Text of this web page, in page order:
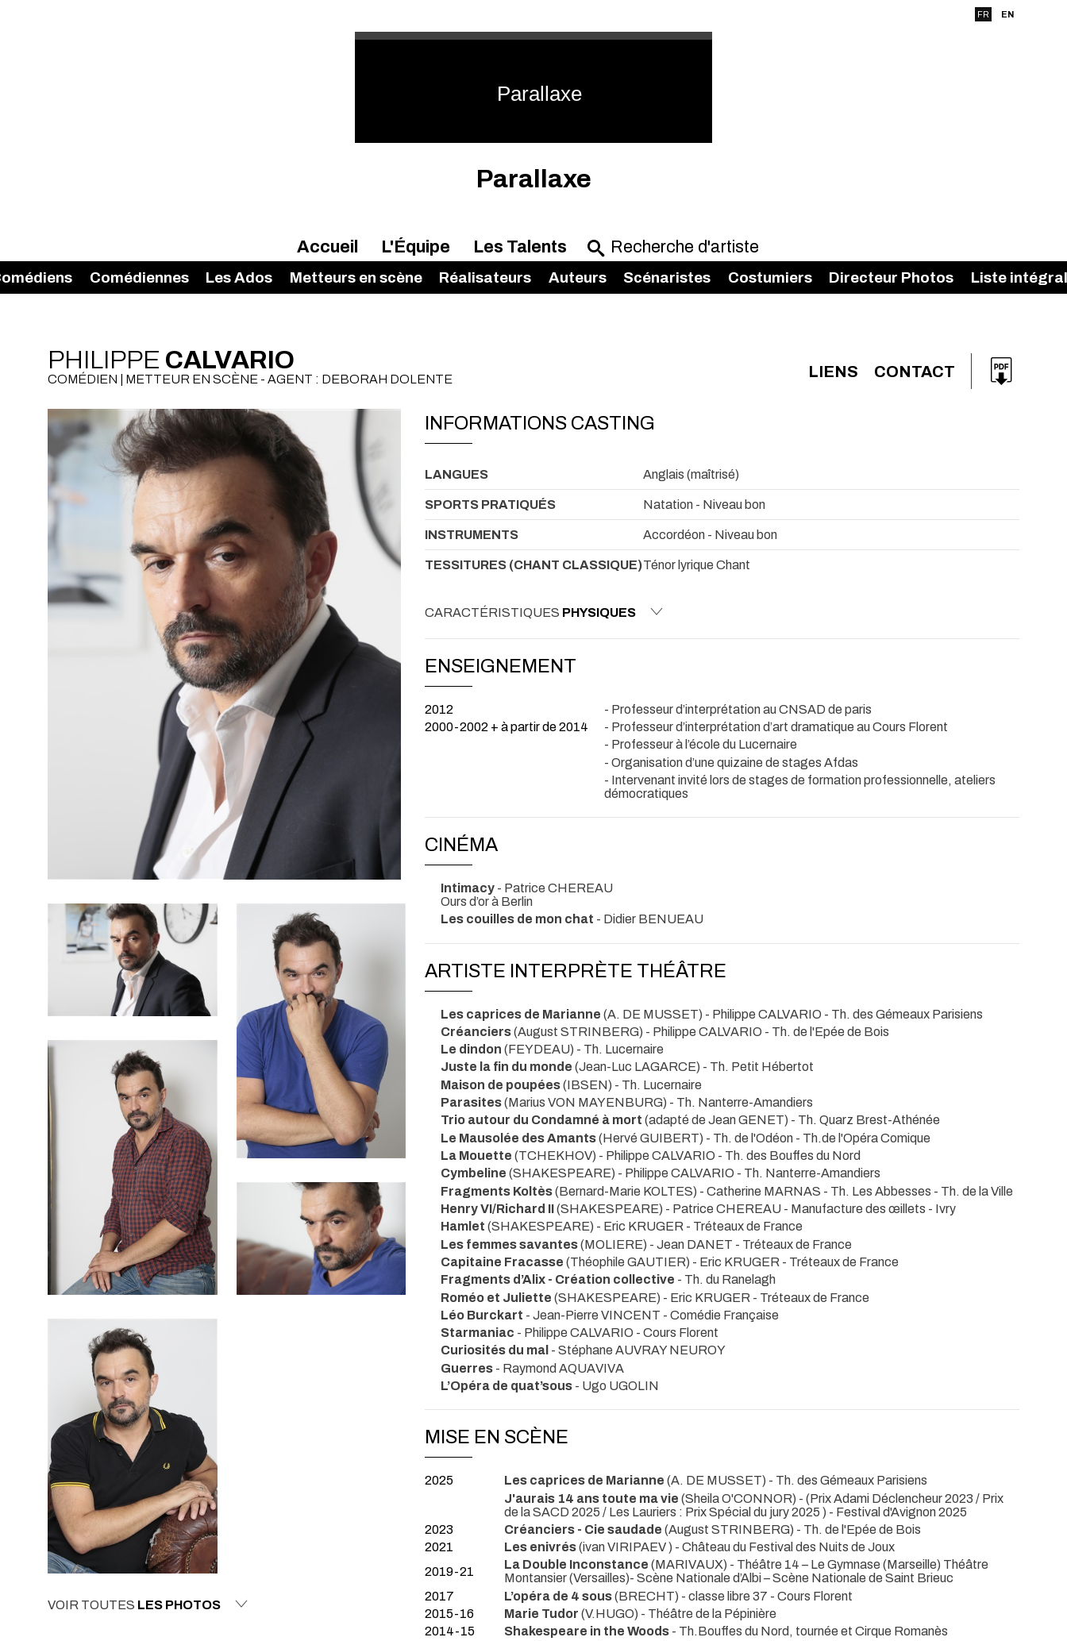
FR EN
Parallaxe
Parallaxe
Accueil L'Équipe Les Talents
Comédiennes Les Ados Metteurs en scène Réalisateurs Auteurs Scénaristes Costumiers Directeur Photos Liste
PHILIPPE CALVARIO
COMÉDIEN | METTEUR EN SCÈNE - AGENT : DEBORAH DOLENTE LIENS CONTACT
VOIR TOUTES LES PHOTOS
INFORMATIONS CASTING
LANGUES Anglais (maîtrisé)
SPORTS PRATIQUÉS Natation - Niveau bon
INSTRUMENTS Accordéon - Niveau bon
TESSITURES (CHANT CLASSIQUE)Ténor lyrique Chant
CARACTÉRISTIQUES PHYSIQUES
ENSEIGNEMENT
2012
- Professeur d’interprétation au CNSAD de paris
2000-2002 + à partir de 2014
- Professeur d’interprétation d’art dramatique au Cours Florent
- Professeur à l’école du Lucernaire
- Organisation d’une quizaine de stages Afdas
- Intervenant invité lors de stages de formation professionnelle, ateliers
démocratiques
CINÉMA
Intimacy - Patrice CHEREAU
Ours d’or à Berlin
Les couilles de mon chat - Didier BENUEAU
ARTISTE INTERPRÈTE THÉÂTRE
Les caprices de Marianne (A. DE MUSSET) - Philippe CALVARIO - Th. des Gémeaux Parisiens
Créanciers(August STRINBERG) - Philippe CALVARIO - Th. de l'Epée de Bois
Le dindon (FEYDEAU) - Th. Lucernaire
Juste la fin du monde (Jean-Luc LAGARCE) - Th. Petit Hébertot
Maison de poupées(IBSEN) - Th. Lucernaire
Parasites(Marius VON MAYENBURG) - Th. Nanterre-Amandiers
Trio autour du Condamné à mort (adapté de Jean GENET) - Th. Quarz Brest-Athénée
Le Mausolée des Amants(Hervé GUIBERT) - Th. de l'Odéon - Th.de l'Opéra Comique
La Mouette (TCHEKHOV) - Philippe CALVARIO - Th. des Bouffes du Nord
Cymbeline (SHAKESPEARE) - Philippe CALVARIO - Th. Nanterre-Amandiers
Fragments Koltès(Bernard-Marie KOLTES) - Catherine MARNAS - Th. Les Abbesses - Th. de la Ville
Henry VI/Richard II(SHAKESPEARE) - Patrice CHEREAU - Manufacture des œillets - Ivry
Hamlet (SHAKESPEARE) - Eric KRUGER - Tréteaux de France
Les femmes savantes(MOLIERE) - Jean DANET - Tréteaux de France
Capitaine Fracasse (Théophile GAUTIER) - Eric KRUGER - Tréteaux de France
Fragments d’Alix - Création collective - Th. du Ranelagh
Roméo et Juliette (SHAKESPEARE) - Eric KRUGER - Tréteaux de France
Léo Burckart - Jean-Pierre VINCENT - Comédie Française
Starmaniac - Philippe CALVARIO - Cours Florent
Curiosités du mal - Stéphane AUVRAY NEUROY
Guerres - Raymond AQUAVIVA
L’Opéra de quat’sous - Ugo UGOLIN
MISE EN SCÈNE
2025 Les caprices de Marianne (A. DE MUSSET) - Th. des Gémeaux Parisiens
J'aurais 14 ans toute ma vie (Sheila O'CONNOR) - (Prix Adami Déclencheur 2023 / Prix
de la SACD 2025 / Les Lauriers : Prix Spécial du jury 2025 ) - Festival d'Avignon 2025
2023
Créanciers - Cie saudade (August STRINBERG) - Th. de l'Epée de Bois
2021
Les enivrés(ivan VIRIPAEV ) - Château du Festival des Nuits de Joux
2019-21
La Double Inconstance (MARIVAUX) - Théâtre 14 – Le Gymnase (Marseille) Théâtre
Montansier (Versailles)- Scène Nationale d’Albi – Scène Nationale de Saint Brieuc
2017
L’opéra de 4 sous(BRECHT) - classe libre 37 - Cours Florent
2015-16
Marie Tudor (V.HUGO) - Théâtre de la Pépinière
2014-15
Shakespeare in the Woods - Th.Bouffes du Nord, tournée et Cirque Romanès